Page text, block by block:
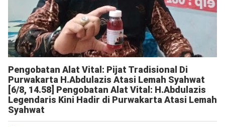
Pengobatan Alat Vital: Pijat Tradisional Di
Purwakarta H.Abdulazis Atasi Lemah Syahwat
[6/8, 14.58] Pengobatan Alat Vital: H.Abdulazis
Legendaris Kini Hadir di Purwakarta Atasi Lemah
Syahwat